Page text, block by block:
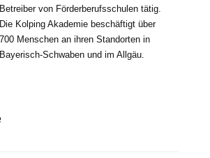
Betreiber von Förderberufsschulen tätig.
Die Kolping Akademie beschäftigt über
700 Menschen an ihren Standorten in
Bayerisch-Schwaben und im Allgäu.